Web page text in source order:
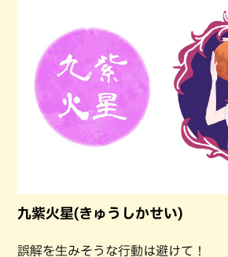
九紫火星(きゅうしかせい)
誤解を生みそうな行動は避けて！